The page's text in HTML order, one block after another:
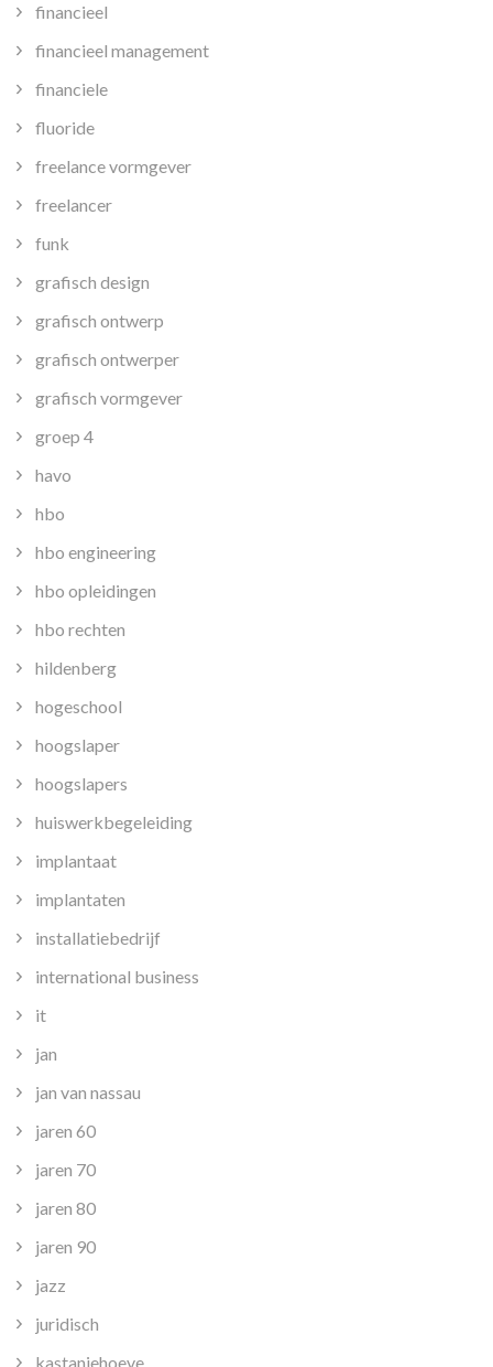
financieel
financieel management
financiele
fluoride
freelance vormgever
freelancer
funk
grafisch design
grafisch ontwerp
grafisch ontwerper
grafisch vormgever
groep 4
havo
hbo
hbo engineering
hbo opleidingen
hbo rechten
hildenberg
hogeschool
hoogslaper
hoogslapers
huiswerkbegeleiding
implantaat
implantaten
installatiebedrijf
international business
it
jan
jan van nassau
jaren 60
jaren 70
jaren 80
jaren 90
jazz
juridisch
kastanjehoeve